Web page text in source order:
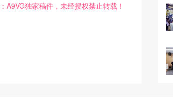
A9VG独家稿件，未经授权禁止转载！